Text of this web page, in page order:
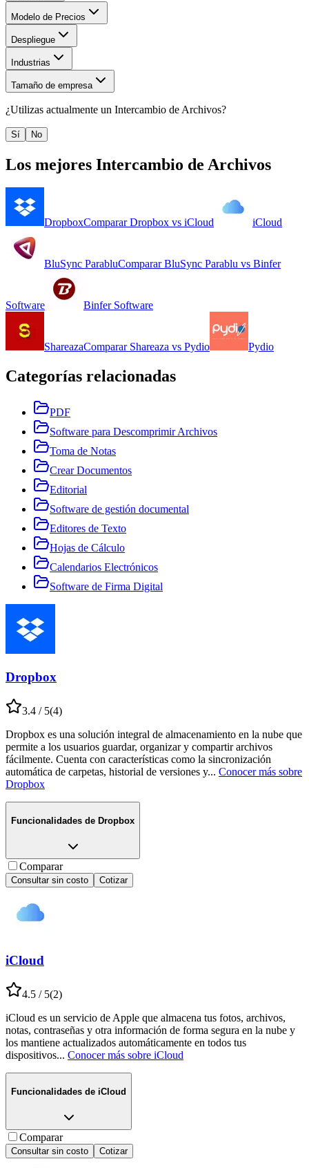
Modelo de Precios
Despliegue
Industrias
Tamaño de empresa
¿Utilizas actualmente un Intercambio de Archivos?
Sí No
Los mejores Intercambio de Archivos
DropboxComparar Dropbox vs iCloud iCloud
BluSync ParabluComparar BluSync Parablu vs Binfer
Software Binfer Software
ShareazaComparar Shareaza vs Pydio Pydio
Categorías relacionadas
PDF
Software para Descomprimir Archivos
Toma de Notas
Crear Documentos
Editorial
Software de gestión documental
Editores de Texto
Hojas de Cálculo
Calendarios Electrónicos
Software de Firma Digital
Dropbox
3.4 / 5(4)
Dropbox es una solución integral de almacenamiento en la nube que
permite a los usuarios guardar, organizar y compartir archivos
fácilmente. Cuenta con características como la sincronización
automática de carpetas, historial de versiones y... Conocer más sobre
Dropbox
Funcionalidades de Dropbox
Comparar
Consultar sin costo Cotizar
iCloud
4.5 / 5(2)
iCloud es un servicio de Apple que almacena tus fotos, archivos,
notas, contraseñas y otra información de forma segura en la nube y
los mantiene actualizados automáticamente en todos tus
dispositivos... Conocer más sobre iCloud
Funcionalidades de iCloud
Comparar
Consultar sin costo Cotizar